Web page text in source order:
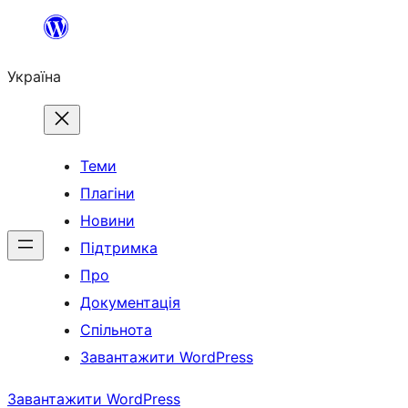
Перейти
вмісту
Україна
Теми
Плагіни
Новини
Підтримка
Про
Документація
Спільнота
Завантажити WordPress
Завантажити WordPress